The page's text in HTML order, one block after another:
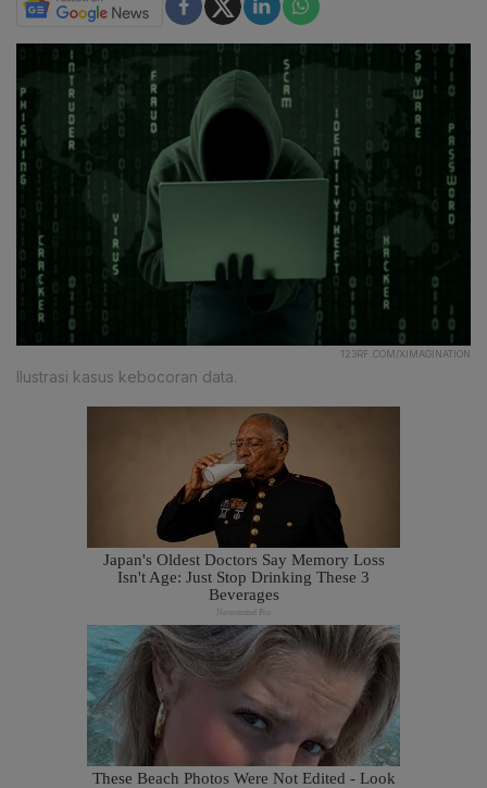
123RF.COM/XIMAGINATION
Ilustrasi kasus kebocoran data.